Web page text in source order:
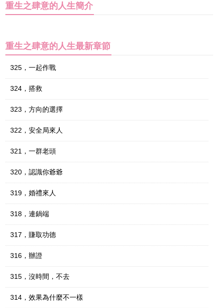
重生之肆意的人生簡介
重生之肆意的人生最新章節
325，一起作戰
324，搭救
323，方向的選擇
322，安全局來人
321，一群老頭
320，認識你爺爺
319，婚禮來人
318，連鍋端
317，賺取功德
316，辦證
315，沒時間，不去
314，效果為什麼不一樣